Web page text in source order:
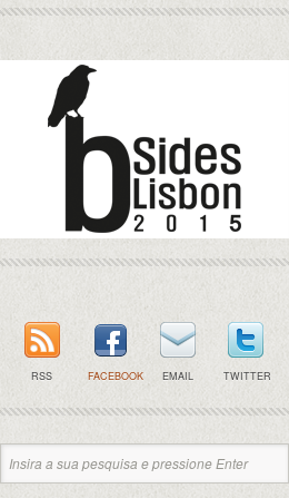
RSS FACEBOOK EMAIL TWITTER